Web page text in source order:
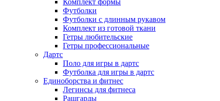
Футболки
Футболки с длинным рукавом
Комплект из готовой ткани
Гетры любительские
Гетры профессиональные
Дартс
Поло для игры в дартс
Футболка для игры в дартс
Единоборства и фитнес
Легинсы для фитнеса
Рашгарды